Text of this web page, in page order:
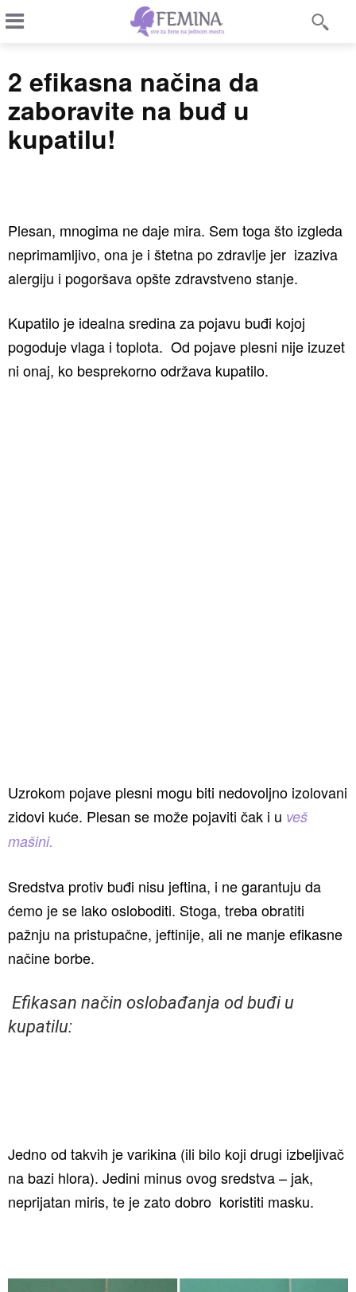
2 efikasna načina da
zaboravite na buđ u
kupatilu!
Plesan, mnogima ne daje mira. Sem toga što izgleda
neprimamljivo, ona je i štetna po zdravlje jer izaziva
alergiju i pogoršava opšte zdravstveno stanje.
Kupatilo je idealna sredina za pojavu buđi kojoj
pogoduje vlaga i toplota. Od pojave plesni nije izuzet
ni onaj, ko besprekorno održava kupatilo.
Uzrokom pojave plesni mogu biti nedovoljno izolovani
zidovi kuće. Plesan se može pojaviti čak i u veš
mašini.
Sredstva protiv buđi nisu jeftina, i ne garantuju da
ćemo je se lako osloboditi. Stoga, treba obratiti
pažnju na pristupačne, jeftinije, ali ne manje efikasne
načine borbe.
Efikasan način oslobađanja od buđi u
kupatilu:
Jedno od takvih je varikina (ili bilo koji drugi izbeljivač
na bazi hlora). Jedini minus ovog sredstva – jak,
neprijatan miris, te je zato dobro koristiti masku.